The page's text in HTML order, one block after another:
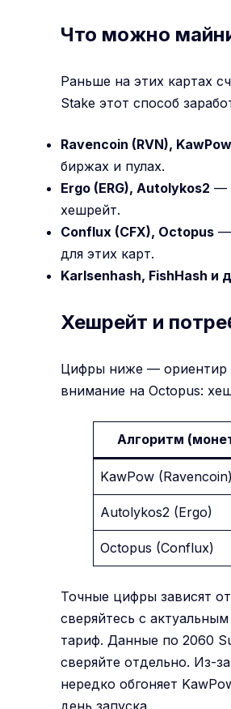
Что можно
Раньше на этих картах
Stake этот способ
Ravencoin (RVN), KawPow
биржах и пулах.
Ergo (ERG), Autolykos2 —
хешрейт.
Conflux (CFX), Octopus —
для этих карт.
Karlsenhash, FishHash и
Хешрейт и
Цифры ниже — ориентир
внимание на Octopus:
Алгоритм
KawPow (Ravencoin)
Autolykos2 (Ergo)
Octopus (Conflux)
Точные цифры зависят
сверяйтесь с
тариф. Данные по 2060
сверяйте отдельно. Из-
нередко обгоняет
день запуска.